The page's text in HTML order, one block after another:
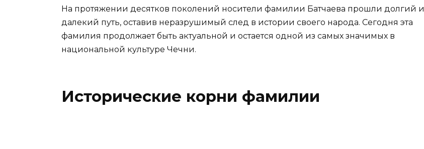
На протяжении десятков поколений носители фамилии Батчаева прошли долгий и
далекий путь, оставив неразрушимый след в истории своего народа. Сегодня эта
фамилия продолжает быть актуальной и остается одной из самых значимых в
национальной культуре Чечни.
Исторические корни фамилии